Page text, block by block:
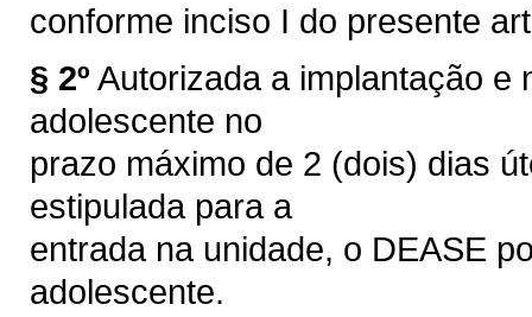
conforme inciso I do presente
§ 2º Autorizada a implantação e
adolescente no
prazo máximo de 2 (dois) dias
estipulada para a
entrada na unidade, o DEASE
adolescente.